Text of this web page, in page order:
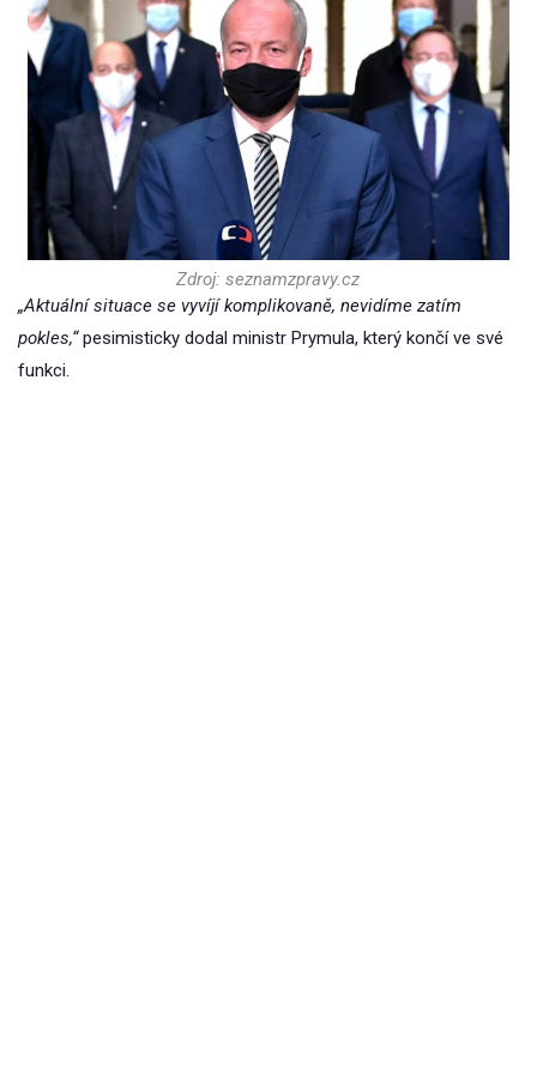
Zdroj: seznamzpravy.cz
„Aktuální situace se vyvíjí komplikovaně, nevidíme zatím
pokles,“pesimisticky dodal ministr Prymula, který končí ve své
funkci.